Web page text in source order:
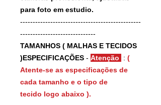
para foto em estudio.
------------------------------------------------
------------------------------
TAMANHOS ( MALHAS E TECIDOS
)ESPECIFICAÇÕES - Atenção : (
Atente-se as especificações de
cada tamanho e o tipo de
tecido logo abaixo ).